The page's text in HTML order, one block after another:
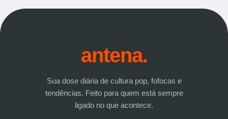
antena.
Sua dose diária de cultura pop, fofocas e
tendências. Feito para quem está sempre
ligado no que acontece.